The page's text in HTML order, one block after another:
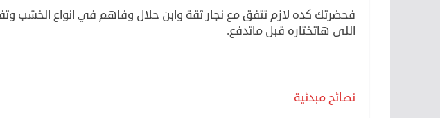
فحضرتك كده لازم تتفق مع نجار ثقة وابن حلال وفاهم في انواع الخشب
اللى هاتختاره قبل ماتدفع.
نصائح مبدئية